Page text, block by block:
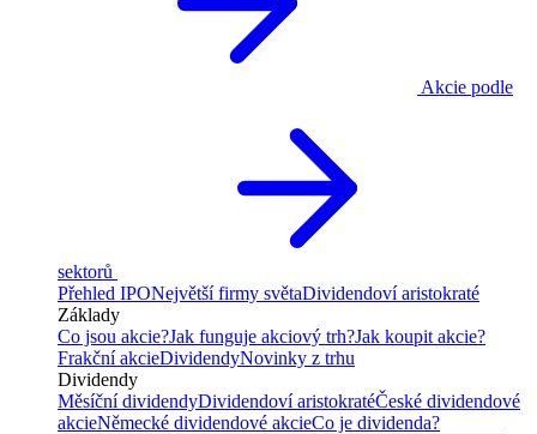
Akcie podle
sektorů
Přehled IPONejvětší firmy světaDividendoví aristokraté
Základy
Co jsou akcie?Jak funguje akciový trh?Jak koupit akcie?
Frakční akcieDividendyNovinky z trhu
Dividendy
Měsíční dividendyDividendoví aristokratéČeské dividendové
akcieNěmecké dividendové akcieCo je dividenda?